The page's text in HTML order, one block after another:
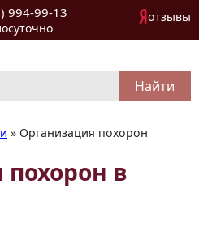
994-99-13 отзывы
» Организация похорон
в